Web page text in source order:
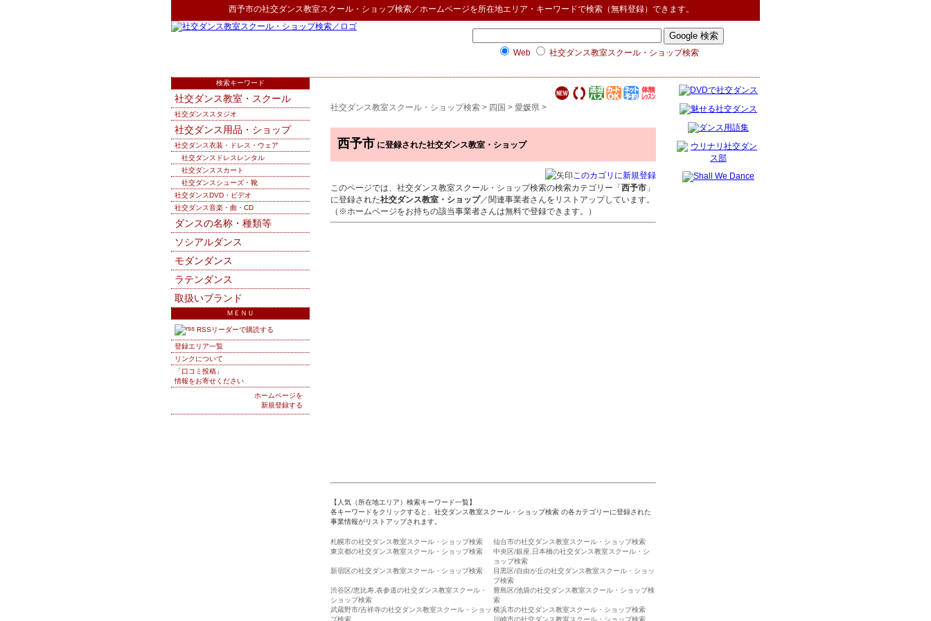
西予市の社交ダンス教室スクール・ショップ検索／ホームページを所在地エリア・キーワードで検索（無料登録）できます。
Web 社交ダンス教室スクール・ショップ検索
社交ダンス教室スクール・ショップ検索 > 四国 > 愛媛県 >
西予市 に登録された社交ダンス教室・ショップ
このカゴリに新規登録
このページでは、社交ダンス教室スクール・ショップ検索の検索カテゴリー「 西予市 」
に登録された社交ダンス教室・ショップ／関連事業者さんをリストアップしています。
（※ホームページをお持ちの該当事業者さんは無料で登録できます。）
【人気（所在地エリア）検索キーワード一覧】
各キーワードをクリックすると、社交ダンス教室スクール・ショップ検索 の各カテゴリーに登録された
事業情報がリストアップされます。
札幌市の社交ダンス教室スクール・ショップ検索
仙台市の社交ダンス教室スクール・ショップ検索
東京都の社交ダンス教室スクール・ショップ検索
中央区/銀座,日本橋の社交ダンス教室スクール・シ
ョップ検索
新宿区の社交ダンス教室スクール・ショップ検索
目黒区/自由が丘の社交ダンス教室スクール・ショッ
プ検索
渋谷区/恵比寿,表参道の社交ダンス教室スクール・
ショップ検索
豊島区/池袋の社交ダンス教室スクール・ショップ検
索
武蔵野市/吉祥寺の社交ダンス教室スクール・ショッ
プ検索
横浜市の社交ダンス教室スクール・ショップ検索
川崎市の社交ダンス教室スクール・ショップ検索
検索キーワード
社交ダンス教室・スクール
社交ダンススタジオ
社交ダンス用品・ショップ
社交ダンス衣装・ドレス・ウェア
社交ダンスドレスレンタル
社交ダンススカート
社交ダンスシューズ・靴
社交ダンスDVD・ビデオ
社交ダンス音楽・曲・CD
ダンスの名称・種類等
ソシアルダンス
モダンダンス
ラテンダンス
取扱いブランド
ＭＥＮＵ
RSSリーダーで購読する
登録エリア一覧
リンクについて
「口コミ投稿」
情報をお寄せください
ホームページを
新規登録する